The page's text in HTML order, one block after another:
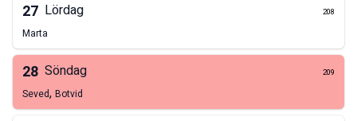
27 Lördag 208
Marta
28 Söndag 209
Seved, Botvid